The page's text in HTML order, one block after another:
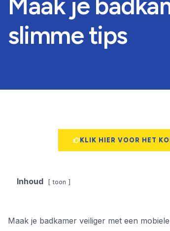
slimme tips
KLIK HIER VOOR HET
Inhoud toon
Maak je badkamer veiliger met een